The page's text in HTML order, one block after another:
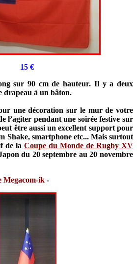
15 €
sur 90 cm de hauteur. Il y a deux
drapeau à un bâton.
une décoration sur le mur de votre
l’agiter pendant une soirée festive sur
être aussi un excellent support pour
Shake, smartphone etc... Mais surtout
de la Coupe du Monde de Rugby XV
du 20 septembre au 20 novembre
Megacom-ik -